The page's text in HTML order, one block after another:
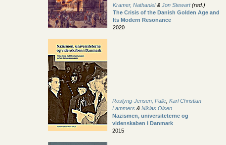
Kramer, Nathaniel& Jon Stewart(red.)
The Crisis of the Danish Golden Age and
Its Modern Resonance
2020
Roslyng-Jensen, Palle Karl Christian
Lammers & Niklas Olsen
Nazismen, universiteterne og
videnskaben i Danmark
2015